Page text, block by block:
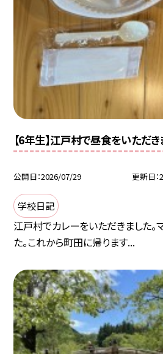
【6年生】江戸村で昼食をいただき
公開日 2026/07/29 更新日
学校日記
江戸村でカレーをいただきました。
た。これから町田に帰ります...